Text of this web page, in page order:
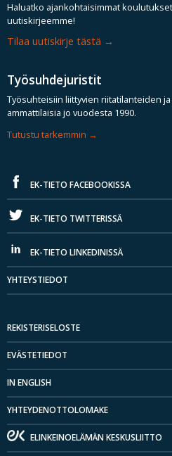
Haluatko ajankohtaisimmat
uutiskirjeemme!
Tilaa uutiskirje tästä
Työsuhdejuristit
Työsuhteisiin liittyvien riitatilanteiden
ammattilaisia jo vuodesta 1990.
Tutustu tarkemmin
EK-TIETO FACEBOOKISSA
EK-TIETO TWITTERISSÄ
EK-TIETO LINKEDINISSÄ
YHTEYSTIEDOT
REKISTERISELOSTE
EVÄSTETIEDOT
IN ENGLISH
YHTEYDENOTTOLOMAKE
ELINKEINOELÄMÄN KESKUSLIITTO